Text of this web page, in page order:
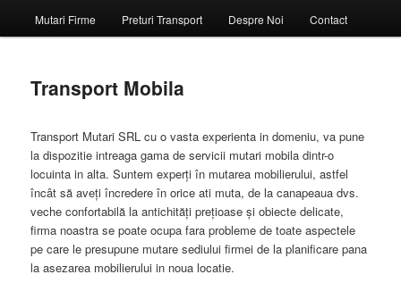
Mutari Firme Preturi Transport Despre Noi Contact
Transport Mobila
Transport Mutari SRL cu o vasta experienta in domeniu, va pune
la dispozitie intreaga gama de servicii mutari mobila dintr-o
locuinta in alta. Suntem experți în mutarea mobilierului, astfel
încât să aveți încredere în orice ati muta, de la canapeaua dvs.
veche confortabilă la antichități prețioase și obiecte delicate,
firma noastra se poate ocupa fara probleme de toate aspectele
pe care le presupune mutare sediului firmei de la planificare pana
la asezarea mobilierului in noua locatie.